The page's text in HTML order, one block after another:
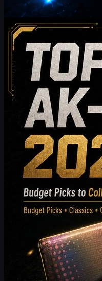
William Miller
Counter-Strike 2mayo 19,
Top 10 de skins de
en 2026
Descubre el top 10 de
2026, desde opciones
para coleccionistas. Esta
desgaste, valor de
los jugadores de CS2 a
inventario.
mayo 19, 2026